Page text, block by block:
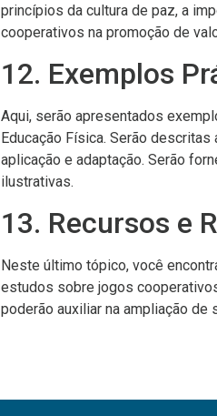
princípios da cultura de paz, a
cooperativos na promoção de
12. Exemplos
Aqui, serão apresentados
Educação Física. Serão
aplicação e adaptação. Serão
ilustrativas.
13. Recursos e
Neste último tópico, você
estudos sobre jogos
poderão auxiliar na ampliação de